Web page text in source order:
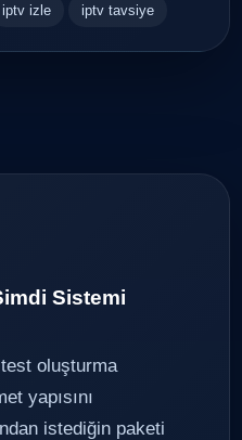
iptv izle iptv tavsiye
Sistemi
oluşturma
yapısını
istediğin paketi